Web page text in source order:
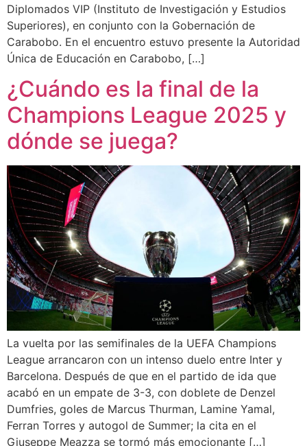
Diplomados VIP (Instituto de Investigación y Estudios
Superiores), en conjunto con la Gobernación de
Carabobo. En el encuentro estuvo presente la Autoridad
Única de Educación en Carabobo, […]
¿Cuándo es la final de la
Champions League 2025 y
dónde se juega?
La vuelta por las semifinales de la UEFA Champions
League arrancaron con un intenso duelo entre Inter y
Barcelona. Después de que en el partido de ida que
acabó en un empate de 3-3, con doblete de Denzel
Dumfries, goles de Marcus Thurman, Lamine Yamal,
Ferran Torres y autogol de Summer; la cita en el
Giuseppe Meazza se tormó más emocionante […]